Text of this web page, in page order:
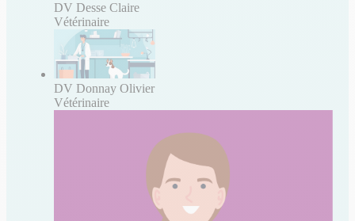
DV Desse Claire
Vétérinaire
DV Donnay Olivier
Vétérinaire